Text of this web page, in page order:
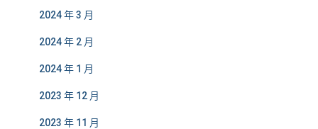
2024 年 3 月
2024 年 2 月
2024 年 1 月
2023 年 12 月
2023 年 11 月